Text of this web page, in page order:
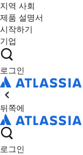
지역 사회
제품 설명서
시작하기
기업
로그인
뒤쪽에
로그인